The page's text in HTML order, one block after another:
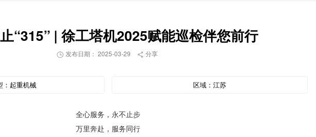
“315” | 徐工塔机2025赋能巡检伴您前行
 发布日期： 2025-03-29  分享
起重机械 区域：江苏
全心服务，永不止步
万里奔赴，服务同行